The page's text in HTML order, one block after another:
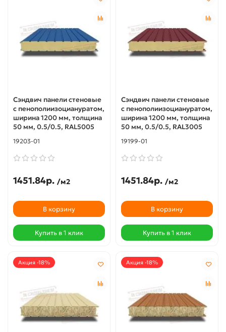
Сэндвич панели стеновые
с пенополиизоциануратом,
ширина 1200 мм, толщина
50 мм, 0.5/0.5, RAL5005
19203-01
1451.84р. /м2
В корзину
Купить в 1 клик
Сэндвич панели стеновые
с пенополиизоциануратом,
ширина 1200 мм, толщина
50 мм, 0.5/0.5, RAL3005
19199-01
1451.84р. /м2
В корзину
Купить в 1 клик
Акция -18% Акция -18%